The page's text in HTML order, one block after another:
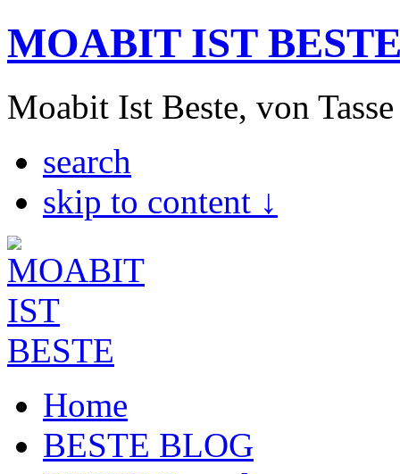
MOABIT IST
Moabit Ist Beste, von
search
skip to content ↓
Home
BESTE BLOG